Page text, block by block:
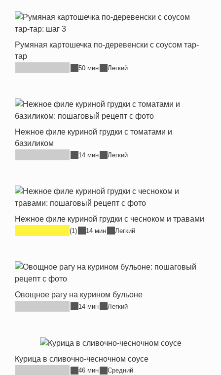
Румяная картошечка по-деревенски с соусом тар-
тар
50 мин Легкий
Нежное филе куриной грудки с томатами и
базиликом
14 мин Легкий
Нежное филе куриной грудки с чесноком и травами
(1) 14 мин Легкий
Овощное рагу на курином бульоне
14 мин Легкий
Курица в сливочно-чесночном соусе
46 мин Средний